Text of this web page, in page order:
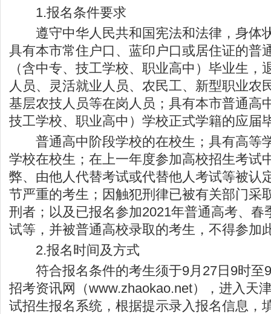
1.报名条件要求
遵守中华人民共和国宪法和法律，身体
具有本市常住户口、蓝印户口或居住证的普
（含中专、技工学校、职业高中）毕业生，
人员、灵活就业人员、农民工、新型职业农
基层农技人员等在岗人员；具有本市普通高
技工学校、职业高中）学校正式学籍的应届
普通高中阶段学校的在校生；具有高等
学校在校生；在上一年度参加高校招生考试
弊、由他人代替考试或代替他人考试等被认
节严重的考生；因触犯刑律已被有关部门采
刑者；以及已报名参加2021年普通高考、春
试等，并被普通高校录取的考生，不得参加
2.报名时间及方式
符合报名条件的考生须于9月27日9时至9
招考资讯网
（www.zhaokao.net），进入天
试招生报名系统，根据提示录入报名信息，